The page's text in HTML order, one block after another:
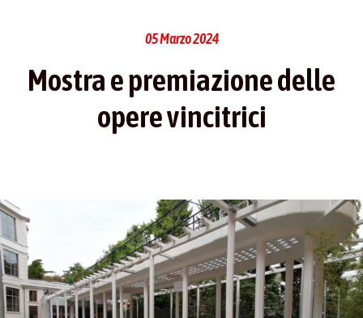
05 Marzo 2024
Mostra e premiazione delle
opere vincitrici